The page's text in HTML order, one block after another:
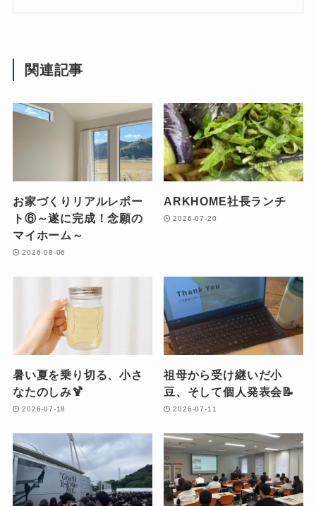
関連記事
お家づくりリアルレポー
ト⑥～遂に完成！念願の
マイホーム～
2026-08-06
ARKHOME社長ランチ
2026-07-20
暑い夏を乗り切る、小さ
なたのしみ🍹
2026-07-18
祖母から受け継いだ小
豆、そして個人発表会📝
2026-07-11